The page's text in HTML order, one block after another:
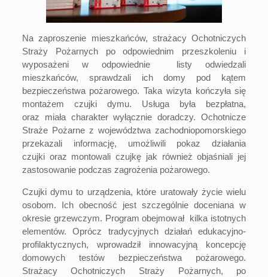
Na zaproszenie mieszkańców, strażacy Ochotniczych
Straży Pożarnych po odpowiednim przeszkoleniu i
wyposażeni w odpowiednie listy odwiedzali
mieszkańców, sprawdzali ich domy pod kątem
bezpieczeństwa pożarowego. Taka wizyta kończyła się
montażem czujki dymu. Usługa była bezpłatna,
oraz miała charakter wyłącznie doradczy. Ochotnicze
Straże Pożarne z województwa zachodniopomorskiego
przekazali informację, umożliwili pokaz działania
czujki oraz montowali czujkę jak również objaśniali jej
zastosowanie podczas zagrożenia pożarowego.
Czujki dymu to urządzenia, które uratowały życie wielu
osobom. Ich obecność jest szczególnie doceniana w
okresie grzewczym. Program obejmował kilka istotnych
elementów. Oprócz tradycyjnych działań edukacyjno-
profilaktycznych, wprowadził innowacyjną koncepcję
domowych testów bezpieczeństwa pożarowego.
Strażacy Ochotniczych Straży Pożarnych, po